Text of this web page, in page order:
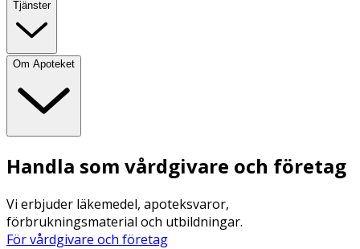
Tjänster
Om Apoteket
Handla som vårdgivare och företag
Vi erbjuder läkemedel, apoteksvaror,
förbrukningsmaterial och utbildningar.
För vårdgivare och företag